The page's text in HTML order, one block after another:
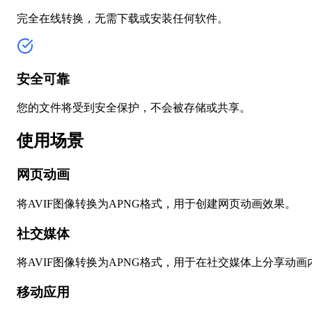
完全在线转换，无需下载或安装任何软件。
安全可靠
您的文件将受到安全保护，不会被存储或共享。
使用场景
网页动画
将AVIF图像转换为APNG格式，用于创建网页动画效果。
社交媒体
将AVIF图像转换为APNG格式，用于在社交媒体上分享动画
移动应用